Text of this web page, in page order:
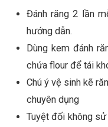
Đánh răng 2 lần
hướng dẫn.
Dùng kem đánh
chứa flour để tái
Chú ý vệ sinh kẽ
chuyên dụng
Tuyệt đối không